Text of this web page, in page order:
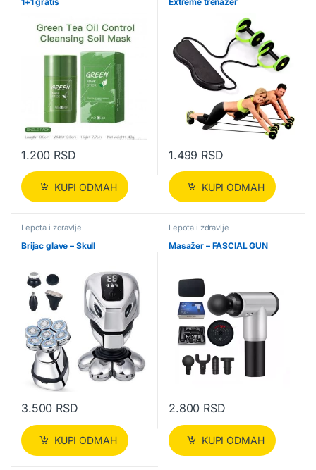
1.200 RSD
KUPI ODMAH
1.499 RSD
KUPI ODMAH
Lepota i zdravlje
Brijac glave – Skull
3.500 RSD
KUPI ODMAH
Lepota i zdravlje
Masažer – FASCIAL GUN
2.800 RSD
KUPI ODMAH